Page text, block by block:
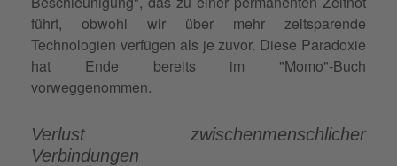
führt, obwohl wir über mehr zeitsparende
Technologien verfügen als je zuvor. Diese Paradoxie
hat Ende bereits im "Momo"-Buch
vorweggenommen.
Verlust zwischenmenschlicher
Verbindungen